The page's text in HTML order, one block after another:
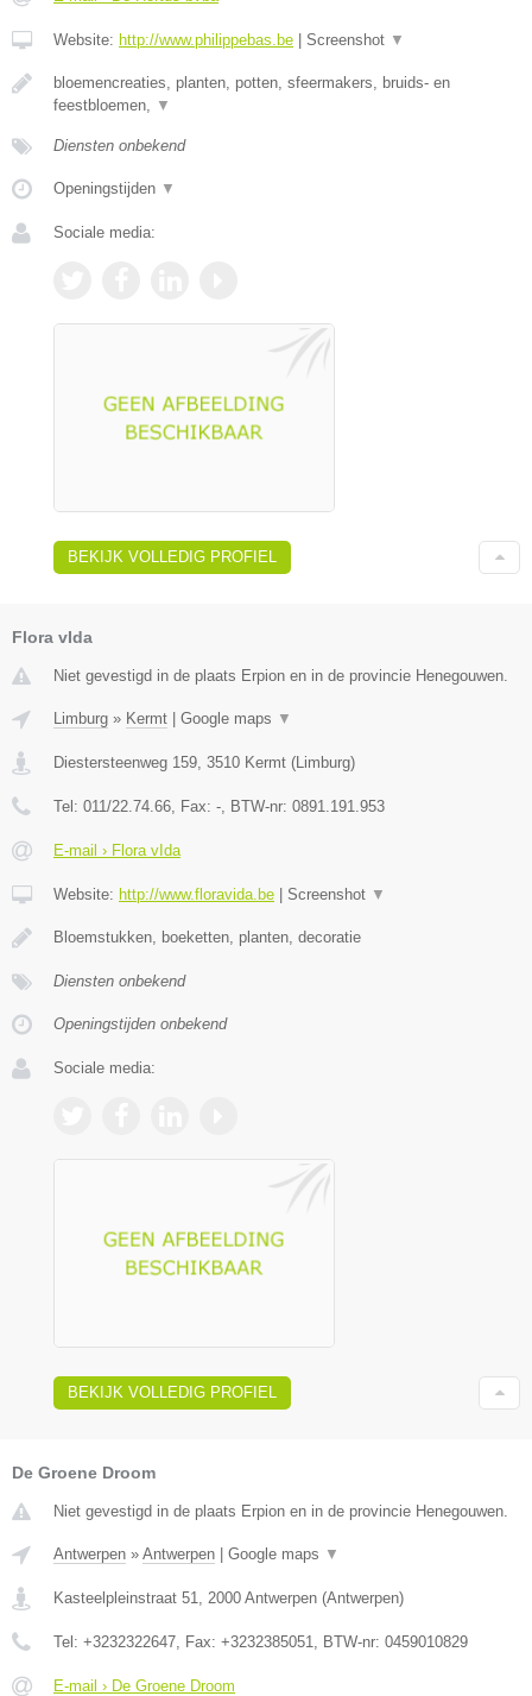
Website: http://www.philippebas.be Screenshot ▼
bloemencreaties, planten, potten, sfeermakers, bruids- en
feestbloemen, ▼
Diensten onbekend
Openingstijden ▼
Sociale media:
BEKIJK VOLLEDIG PROFIEL
Flora vIda
Niet gevestigd in de plaats Erpion en in de provincie Henegouwen.
Limburg » Kermt Google maps ▼
Diestersteenweg 159, 3510 Kermt (Limburg)
Tel: 011/22.74.66, Fax: -, BTW-nr: 0891.191.953
E-mail › Flora vIda
Website: http://www.floravida.be Screenshot ▼
Bloemstukken, boeketten, planten, decoratie
Diensten onbekend
Openingstijden onbekend
Sociale media:
BEKIJK VOLLEDIG PROFIEL
De Groene Droom
Niet gevestigd in de plaats Erpion en in de provincie Henegouwen.
Antwerpen » Antwerpen | Google maps ▼
Kasteelpleinstraat 51 2000 Antwerpen (Antwerpen)
Tel: +3232322647 , Fax: +3232385051 , BTW-nr: 0459010829
E-mail › De Groene Droom